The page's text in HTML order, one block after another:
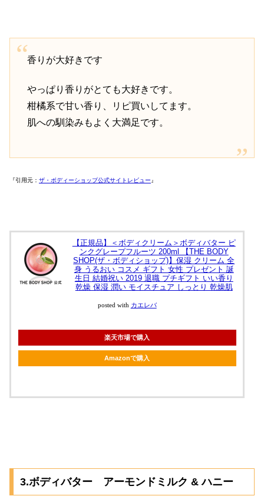
香りが大好きです
やっぱり香りがとても大好きです。
柑橘系で甘い香り、リピ買いしてます。
肌への馴染みもよく大満足です。
『引用元： ザ・ボディーショップ公式サイトレビュー 』
【正規品】＜ボディクリーム＞ボディバター ピ
ンクグレープフルーツ 200ml 【THE BODY
SHOP(ザ・ボディショップ)】保湿 クリーム 全
身 うるおい コスメ ギフト 女性 プレゼント 誕
生日 結婚祝い 2019 退職 プチギフト いい香り
乾燥 保湿 潤い モイスチュア しっとり 乾燥肌
posted with カエレバ
楽天市場で購入
Amazonで購入
3.ボディバター アーモンドミルク & ハニー